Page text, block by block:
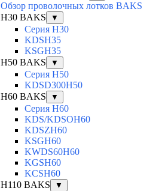
Обзор проволочных лотков BAKS
H30 BAKS
▼
Серия H30
KDSH35
KSGH35
H50 BAKS
▼
Серия H50
KDSD300H50
H60 BAKS
▼
Серия H60
KDS/KDSOH60
KDSZH60
KSGH60
KWDS60H60
KGSH60
KCSH60
H110 BAKS
▼